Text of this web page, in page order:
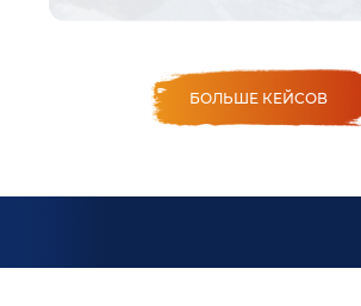
БОЛЬШЕ КЕЙСОВ